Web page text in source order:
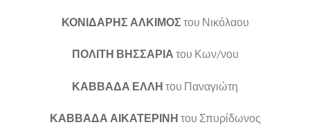
ΚΟΝΙΔΑΡΗΣ ΑΛΚΙΜΟΣ του Νικόλαου
ΠΟΛΙΤΗ ΒΗΣΣΑΡΙΑ του Κων/νου
ΚΑΒΒΑΔΑ ΕΛΛΗ του Παναγιώτη
ΚΑΒΒΑΔΑ ΑΙΚΑΤΕΡΙΝΗ του Σπυρίδωνος